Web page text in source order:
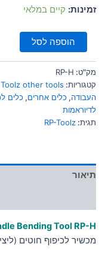
font_download סמן קישורים זמינות: קיים במלאי
הוספה לסל
מק"ט: RP-H
קטגוריות: Toolz other tools
העבודה, כלים אחרים, כלים
לדיוראמות
תגית: RP-Toolz
תיאור
Bending Tool RP-H
מכשיר לכיפוף חוטים